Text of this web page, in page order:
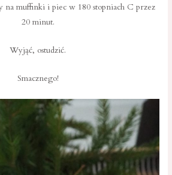
na muffinki i piec w 180 stopniach C przez
20 minut.
Wyjąć, ostudzić.
Smacznego!